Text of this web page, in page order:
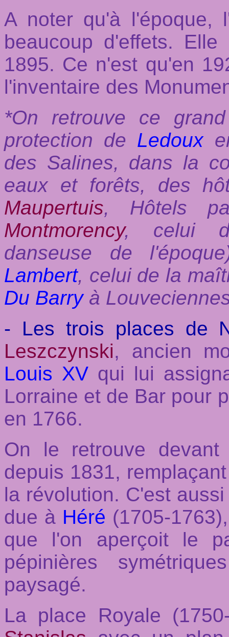
A noter qu'à l'époque,
beaucoup d'effets.
1895. Ce n'est qu'en
l'inventaire des
*On retrouve ce
protection de Ledoux
des Salines, dans la
eaux et forêts, des
Maupertuis, Hôtels
Montmorency, celui
danseuse de
Lambert, celui de la
Du Barryà
- Les trois places de
Leszczynski, ancien
Louis XV qui lui
Lorraine et de Bar pour
en 1766.
On le retrouve
depuis 1831,
la révolution. C'est
due à Héré (1705-
que l'on aperçoit le
pépinières
paysagé.
La place Royale